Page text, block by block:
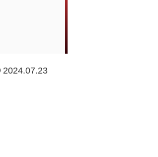
2024.07.23